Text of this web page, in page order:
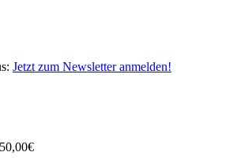
Jetzt zum Newsletter anmelden!